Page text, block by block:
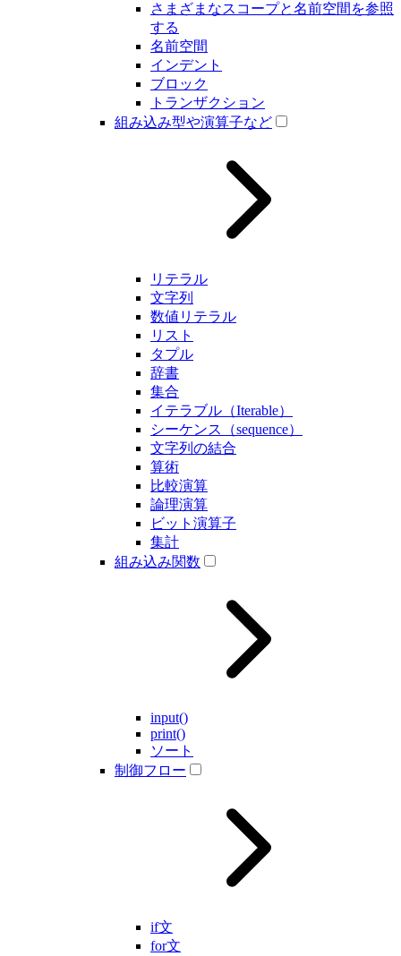
さまざまなスコープと名前空間を参照
する
名前空間
インデント
ブロック
トランザクション
組み込み型や演算子など
リテラル
文字列
数値リテラル
リスト
タプル
辞書
集合
イテラブル（Iterable）
シーケンス（sequence）
文字列の結合
算術
比較演算
論理演算
ビット演算子
集計
組み込み関数
input()
print()
ソート
制御フロー
if文
for文